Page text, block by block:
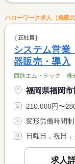
ハローワーク求人（掲載
正社員
システム営
器販売・導入
西鉄エム・テック 株
福岡県福岡市
210,000円〜280,000円 ※フルタ
日曜日，祝日
求人